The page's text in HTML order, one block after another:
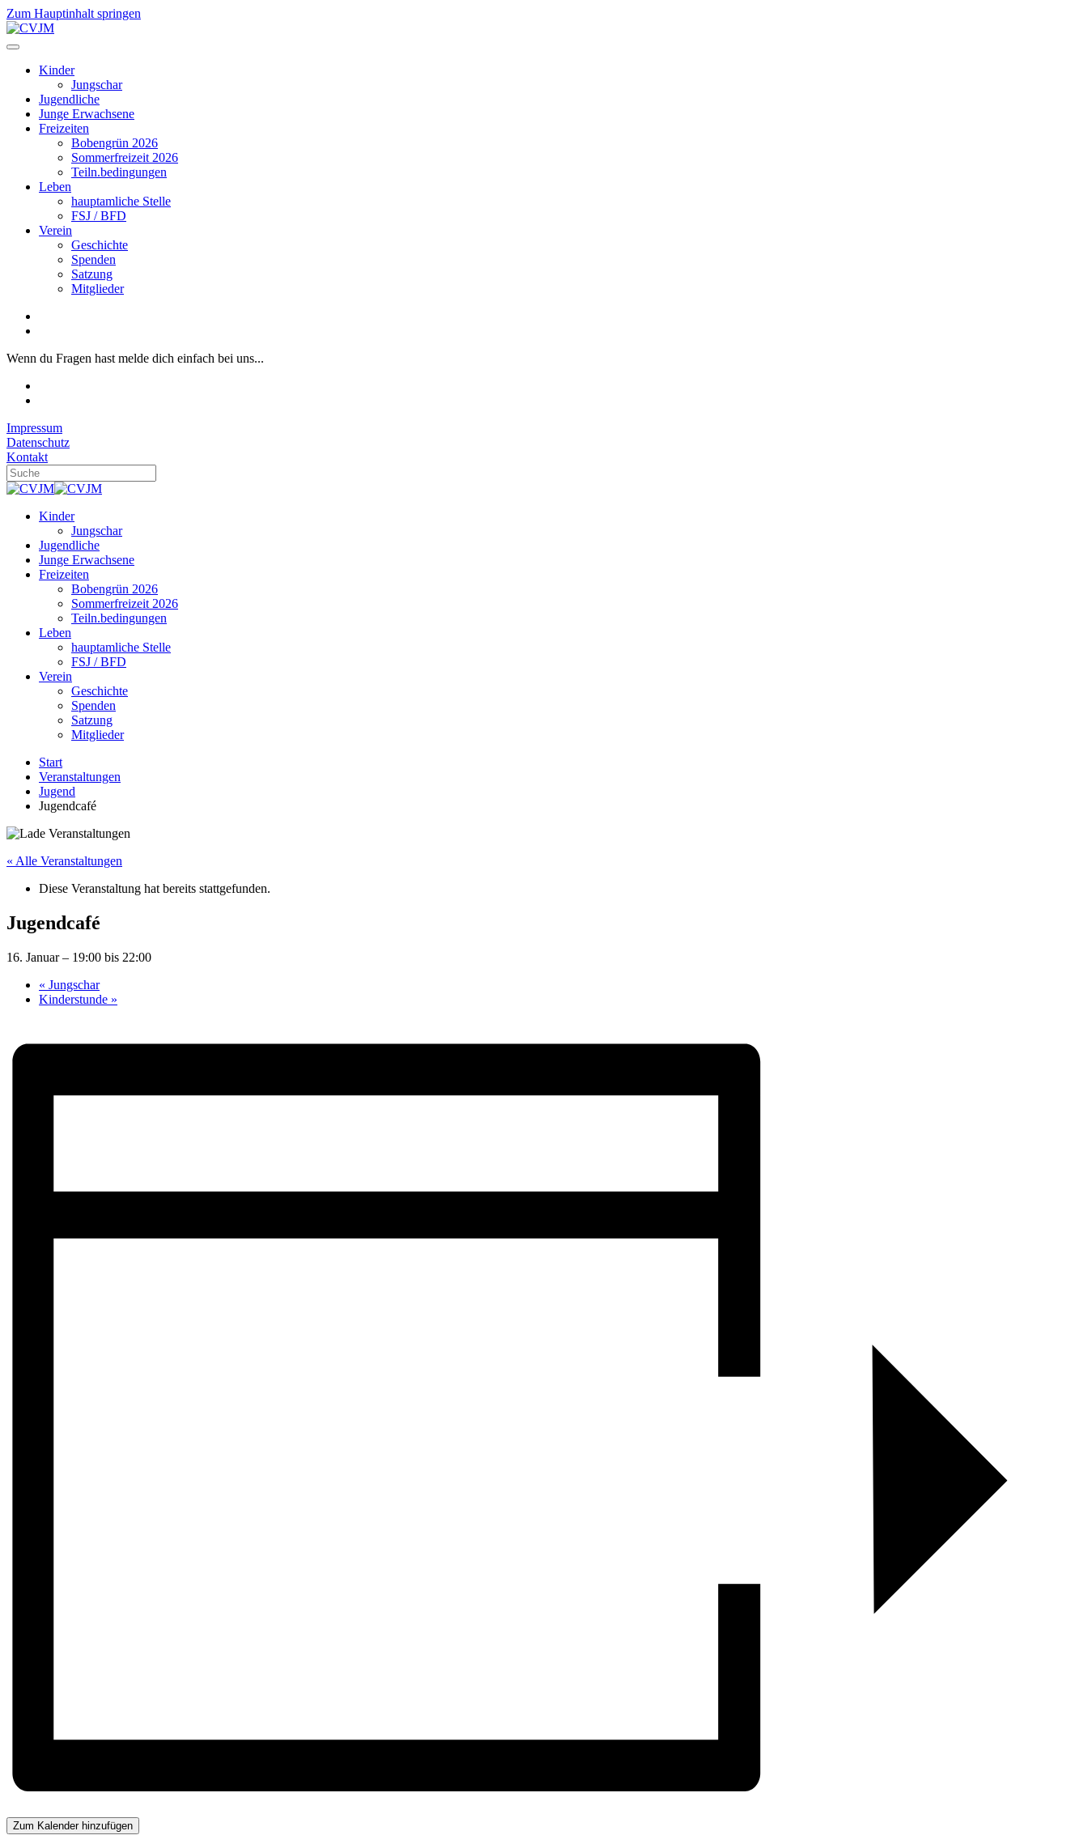
Zum Hauptinhalt springen
Kinder
Jungschar
Jugendliche
Junge Erwachsene
Freizeiten
Bobengrün 2026
Sommerfreizeit 2026
Teiln.bedingungen
Leben
hauptamliche Stelle
FSJ / BFD
Verein
Geschichte
Spenden
Satzung
Mitglieder
Wenn du Fragen hast melde dich einfach bei uns...
Impressum
Datenschutz
Kontakt
Kinder
Jungschar
Jugendliche
Junge Erwachsene
Freizeiten
Bobengrün 2026
Sommerfreizeit 2026
Teiln.bedingungen
Leben
hauptamliche Stelle
FSJ / BFD
Verein
Geschichte
Spenden
Satzung
Mitglieder
Start
Veranstaltungen
Jugend
Jugendcafé
« Alle Veranstaltungen
Diese Veranstaltung hat bereits stattgefunden.
Jugendcafé
16. Januar – 19:00 bis 22:00
« Jungschar
Kinderstunde »
Zum Kalender hinzufügen